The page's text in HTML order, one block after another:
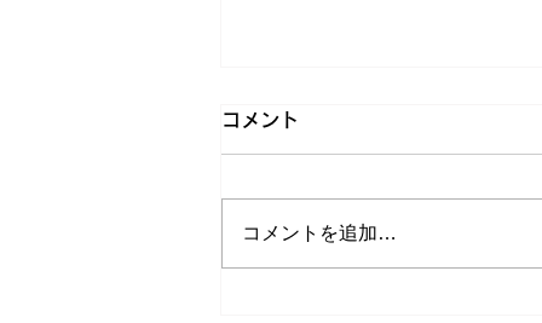
コメント
コメントを追加…